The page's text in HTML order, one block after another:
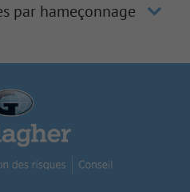
par hameçonnage